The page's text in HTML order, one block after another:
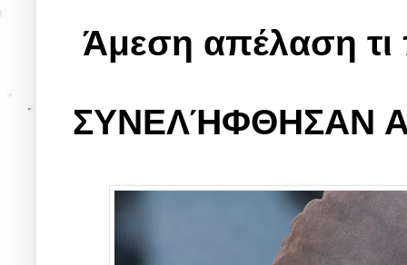
Άμεση απέλαση τι
ΣΥΝΕΛΉΦΘΗΣΑΝ